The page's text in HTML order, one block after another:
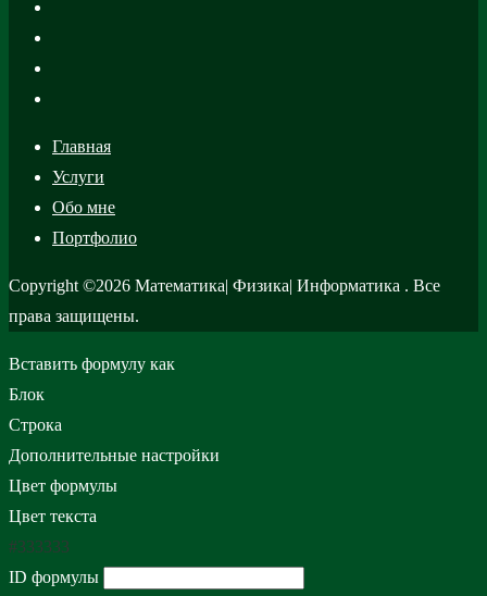
Главная
Услуги
Обо мне
Портфолио
Copyright ©2026 Математика| Физика| Информатика . Все
права защищены.
Вставить формулу как
Блок
Строка
Дополнительные настройки
Цвет формулы
Цвет текста
#333333
ID формулы